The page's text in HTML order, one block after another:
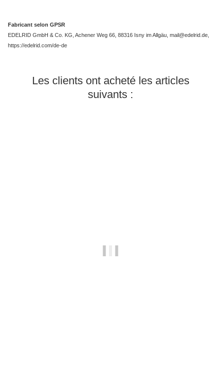
Fabricant selon GPSR
EDELRID GmbH & Co. KG, Achener Weg 66, 88316 Isny im Allgäu, mail@edelrid.de,
https://edelrid.com/de-de
Les clients ont acheté les articles
suivants :